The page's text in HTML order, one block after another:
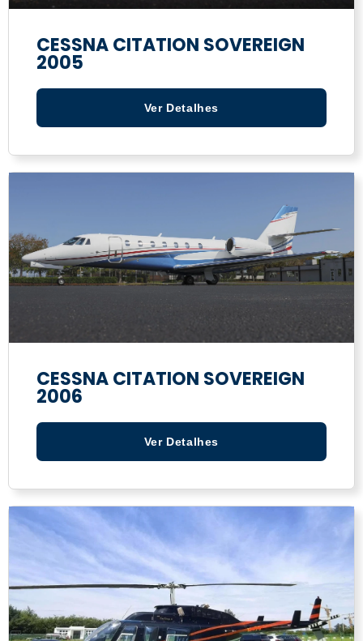
CESSNA CITATION SOVEREIGN
2005
Ver Detalhes
CESSNA CITATION SOVEREIGN
2006
Ver Detalhes